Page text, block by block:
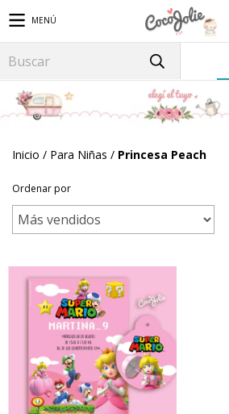
MENÚ
Inicio / Para Niñas / Princesa Peach
Ordenar por